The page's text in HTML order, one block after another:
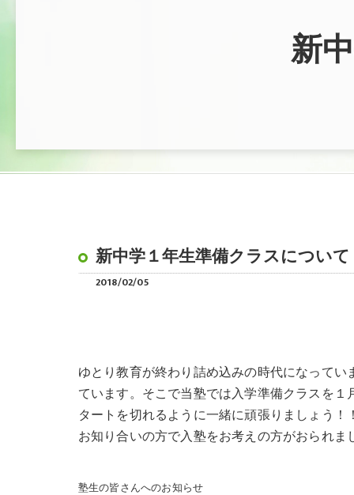
新
新中学１年生準備クラスについて
2018/02/05
ゆとり教育が終わり詰め込みの時代になって
ています。そこで当塾では入学準備クラスを
タートを切れるように一緒に頑張りましょう！！
お知り合いの方で入塾をお考えの方がおられま
塾生の皆さんへのお知らせ